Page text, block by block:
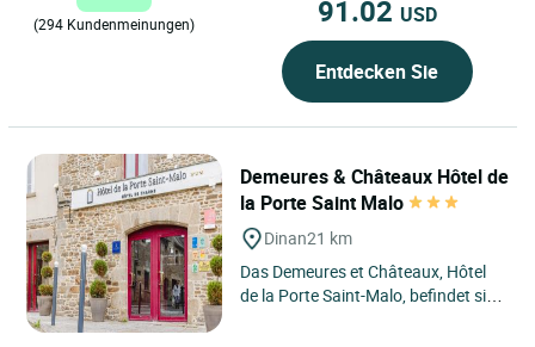
(294 Kundenmeinungen) 91.02 USD
Entdecken Sie
Demeures & Châteaux Hôtel de
la Porte Saint Malo
Dinan21 km
Das Demeures et Châteaux, Hôtel
de la Porte Saint-Malo, befindet sich